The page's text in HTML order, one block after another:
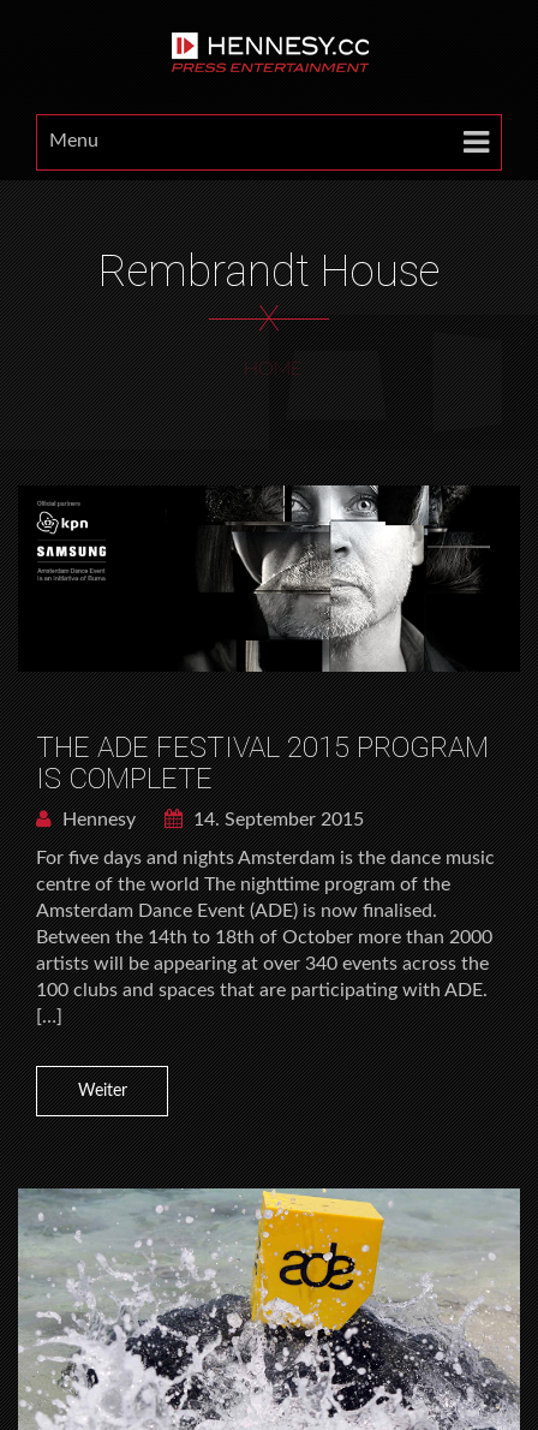
Menu
Rembrandt House
X
HOME
THE ADE FESTIVAL 2015 PROGRAM
IS COMPLETE
Hennesy
14. September 2015
For five days and nights Amsterdam is the dance music
centre of the world The nighttime program of the
Amsterdam Dance Event (ADE) is now finalised.
Between the 14th to 18th of October more than 2000
artists will be appearing at over 340 events across the
100 clubs and spaces that are participating with ADE.
[…]
Weiter